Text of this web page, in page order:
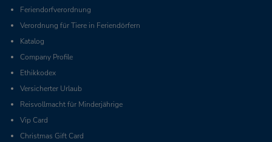
Feriendorfverordnung
Verordnung für Tiere in Feriendörfern
Katalog
Company Profile
Ethikkodex
Versicherter Urlaub
Reisvollmacht für Minderjährige
Vip Card
Christmas Gift Card